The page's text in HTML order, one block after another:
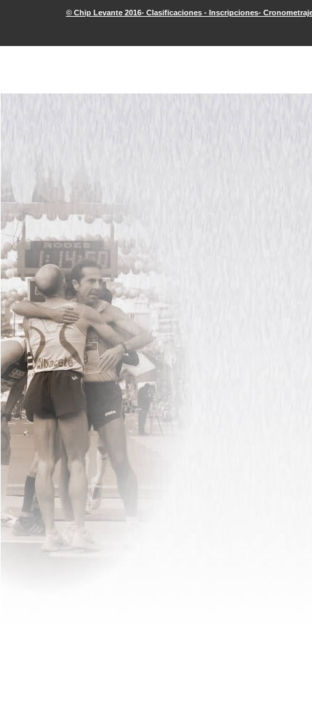
© Chip Levante 2016- Clasificaciones - Inscripciones-